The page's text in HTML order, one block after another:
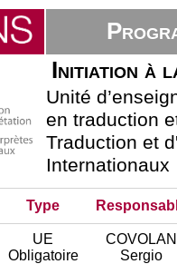
Initiation à
Unité
en traduction
Traduction et
Internationaux
Type
UE
Obligatoire
COVOLAN
Sergio